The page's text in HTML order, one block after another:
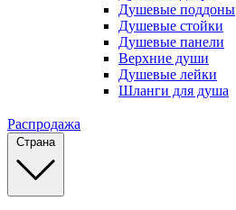
Душевые поддоны
Душевые стойки
Душевые панели
Верхние души
Душевые лейки
Шланги для душа
Распродажа
Страна